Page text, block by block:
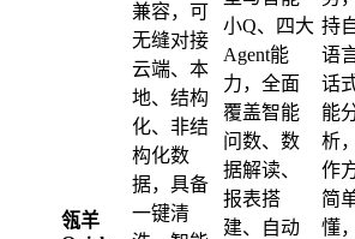
瓴羊
兼容，可
无缝对接
云端、本
地、结构
化、非结
构化数
据，具备
一键清
小Q、四大
Agent能
力，全面
覆盖智能
问数、数
据解读、
报表搭
建、自动
持
语
话
能
析
作
简
懂